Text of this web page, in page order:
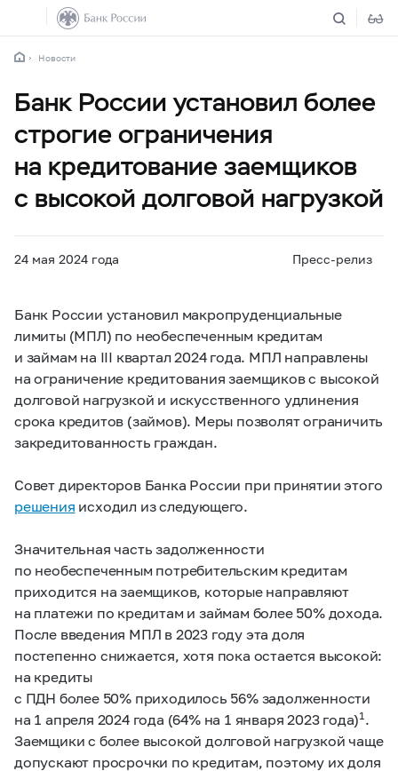
Новости
Банк России установил более
строгие ограничения
на кредитование заемщиков
с высокой долговой нагрузкой
24 мая 2024 года Пресс-релиз
Банк России установил макропруденциальные
лимиты (МПЛ) по необеспеченным кредитам
и займам на III квартал 2024 года. МПЛ направлены
на ограничение кредитования заемщиков с высокой
долговой нагрузкой и искусственного удлинения
срока кредитов (займов). Меры позволят ограничить
закредитованность граждан.
Совет директоров Банка России при принятии этого
решения исходил из следующего.
Значительная часть задолженности
по необеспеченным потребительским кредитам
приходится на заемщиков, которые направляют
на платежи по кредитам и займам более 50% дохода.
После введения МПЛ в 2023 году эта доля
постепенно снижается, хотя пока остается высокой:
на кредиты
с ПДН более 50% приходилось 56% задолженности
на 1 апреля 2024 года (64% на 1 января 2023 года)1.
Заемщики с более высокой долговой нагрузкой чаще
допускают просрочки по кредитам, поэтому их доля